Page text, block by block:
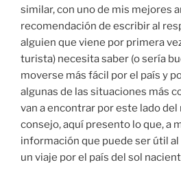
similar, con uno de mis mejores
recomendación de escribir al
alguien que viene por primera
turista) necesita saber (o sería
moverse más fácil por el país y
algunas de las situaciones más
van a encontrar por este lado
consejo, aquí presento lo que, a
información que puede ser útil
un viaje por el país del sol